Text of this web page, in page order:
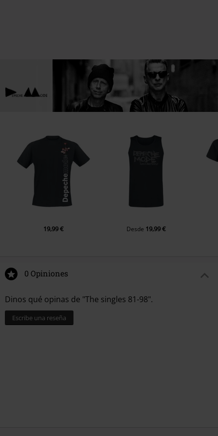
19,99 € Desde 19,99 €
0 Opiniones
Dinos qué opinas de "The singles 81-98".
Escribe una reseña